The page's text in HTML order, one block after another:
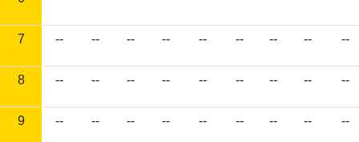
7 -- -- -- -- -- -- -- -- --
8 -- -- -- -- -- -- -- -- --
9 -- -- -- -- -- -- -- -- --